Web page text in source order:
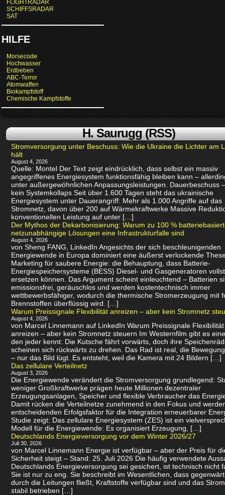
FLIGHTRADAR
SCHIFFSRADAR
SAT
HILFE
Morsecode
Hochwasser
Erdbeben
ABC-Terror
Atomwaffen
Biokampfstoff
Chemische Kampfstoffe
H. Saurugg (RSS)
Stromversorgung unter Beschuss: Wie die Ukraine die Lichter am
hält
August 4, 2026
Quelle: Montel Der Text zeigt eindrücklich, dass selbst ein massiv
angegriffenes Energiesystem funktionsfähig bleiben kann –
unter außergewöhnlichen Anpassungsleistungen. Dauerbeschuss
kein Systemkollaps Seit über 1.600 Tagen steht das ukrainische
Energiesystem unter Dauerangriff: Mehr als 1.000 Angriffe auf das
Stromnetz, davon über 200 auf Wärmekraftwerke Massive
konventionellen Leistung auf unter […]
Der Mythos der Dekarbonisierung: Warum zu 100 %
netzunabhängige Lösungen eine Infrastrukturfalle sind
August 4, 2026
von Sheng FANG, LinkedIn Angesichts der sich beschleunigenden
Energiewende in Europa dominiert eine äußerst verlockende
Marketing für saubere Energie: die Behauptung, dass Batterie-
Energiespeichersysteme (BESS) Diesel- und Gasgeneratoren
ersetzen können. Das Argument scheint einleuchtend – Batterien
emissionsfrei, geräuschlos und werden kostentechnisch immer
wettbewerbsfähiger, wodurch die thermische Stromerzeugung mit
Brennstoffen überflüssig wird. […]
Warum Preissignale Flexibilität anreizen – aber kein Stromnetz
August 4, 2026
von Marcel Linnemann auf LinkedIn Warum Preissignale Flexibilität
anreizen – aber kein Stromnetz steuern Im Westernfilm gibt es
den jeder kennt: Die Kutsche fährt vorwärts, doch ihre
scheinen sich rückwärts zu drehen. Das Rad ist real, die
– nur das Bild lügt. Es entsteht, weil die Kamera mit 24 Bildern […]
Das zellulare Verteilnetz
August 3, 2026
Die Energiewende verändert die Stromversorgung grundlegend:
weniger Großkraftwerke prägen heute Millionen dezentraler
Erzeugungsanlagen, Speicher und flexible Verbraucher das
Damit rücken die Verteilnetze zunehmend in den Fokus und
entscheidenden Erfolgsfaktor für die Integration erneuerbarer
Studie zeigt: Das zellulare Energiesystem (ZES) ist ein
Modell für die Energiewende: Es organisiert Erzeugung, […]
Deutschlands Energieversorgung vor dem Winter 2026/27
Juli 30, 2026
von Marcel Linnemann Energie ist verfügbar – aber der Preis für
Sicherheit steigt – Stand: 25. Juli 2026 Die häufig verwendete
Deutschlands Energieversorgung sei gesichert, ist technisch nicht
Sie ist nur zu eng. Sie beschreibt im Wesentlichen, dass
durch die Leitungen fließt, Kraftstoffe verfügbar sind und das
stabil betrieben […]